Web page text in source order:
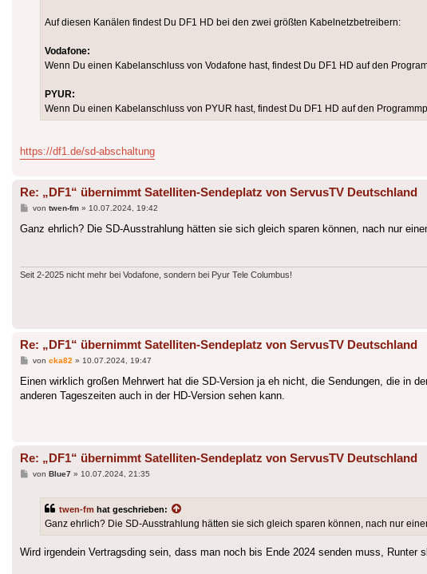
Auf diesen Kanälen findest Du DF1 HD bei den zwei größten Kabelnetzbetreibern:
Vodafone:
Wenn Du einen Kabelanschluss von Vodafone hast, findest Du DF1 HD auf den
PYUR:
Wenn Du einen Kabelanschluss von PYUR hast, findest Du DF1 HD auf den
https://df1.de/sd-abschaltung
Re: „DF1“ übernimmt Satelliten-Sendeplatz von ServusTV Deutschland
Beitrag
von twen-fm» 10.07.2024, 19:42
Ganz ehrlich? Die SD-Ausstrahlung hätten sie sich gleich sparen können, nach nur
Seit 2-2025 nicht mehr bei Vodafone, sondern bei Pyur Tele Columbus!
Re: „DF1“ übernimmt Satelliten-Sendeplatz von ServusTV Deutschland
Beitrag
von cka82 » 10.07.2024, 19:47
Einen wirklich großen Mehrwert hat die SD-Version ja eh nicht, die Sendungen, die in
anderen Tageszeiten auch in der HD-Version sehen kann.
Re: „DF1“ übernimmt Satelliten-Sendeplatz von ServusTV Deutschland
Beitrag
von Blue7» 10.07.2024, 21:35
twen-fm hat geschrieben:
Ganz ehrlich? Die SD-Ausstrahlung hätten sie sich gleich sparen können, nach nur
Wird irgendein Vertragsding sein, dass man noch bis Ende 2024 senden muss, Runter